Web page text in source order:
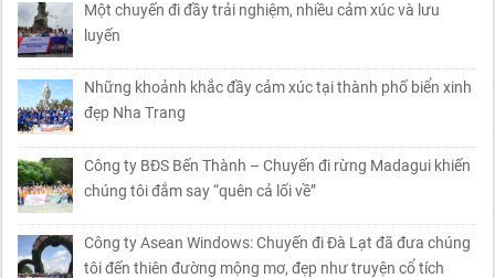
Một chuyến đi đầy trải nghiệm, nhiều cảm xúc và lưu
luyến
Những khoảnh khắc đầy cảm xúc tại thành phố biển xinh
đẹp Nha Trang
Công ty BĐS Bến Thành – Chuyến đi rừng Madagui khiến
chúng tôi đắm say “quên cả lối về”
Công ty Asean Windows: Chuyến đi Đà Lạt đã đưa chúng
tôi đến thiên đường mộng mơ, đẹp như truyện cổ tích